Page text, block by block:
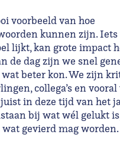
voorbeeld van hoe
kunnen zijn.
lijkt, kan grote impact
de dag zijn we snel
beter kon. We zijn
collega’s en vooral
in deze tijd van het
bij wat wél gelukt
wat gevierd mag worden.